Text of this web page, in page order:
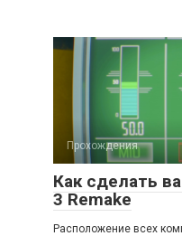
Прохождения
Как сделать
3 Remake
Расположение всех